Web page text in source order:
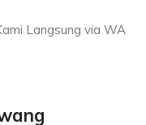
Langsung via WA